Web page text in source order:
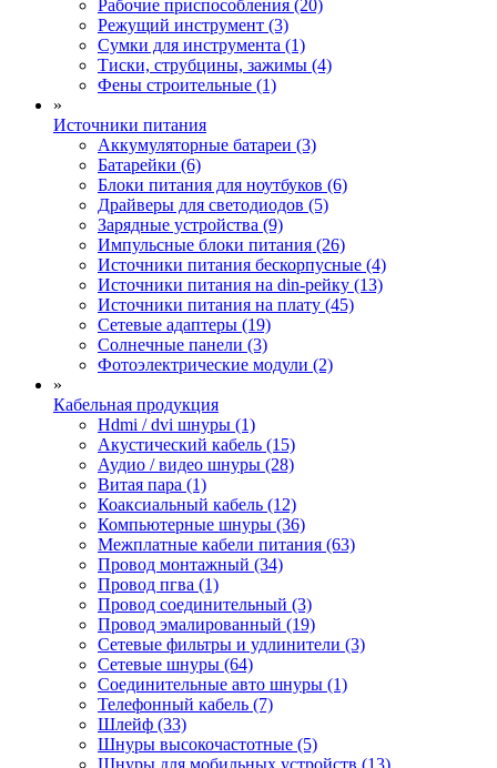
Рабочие приспособления (20)
Режущий инструмент (3)
Сумки для инструмента (1)
Тиски, струбцины, зажимы (4)
Фены строительные (1)
»
Источники питания
Аккумуляторные батареи (3)
Батарейки (6)
Блоки питания для ноутбуков (6)
Драйверы для светодиодов (5)
Зарядные устройства (9)
Импульсные блоки питания (26)
Источники питания бескорпусные (4)
Источники питания на din-рейку (13)
Источники питания на плату (45)
Сетевые адаптеры (19)
Солнечные панели (3)
Фотоэлектрические модули (2)
»
Кабельная продукция
Hdmi / dvi шнуры (1)
Акустический кабель (15)
Аудио / видео шнуры (28)
Витая пара (1)
Коаксиальный кабель (12)
Компьютерные шнуры (36)
Межплатные кабели питания (63)
Провод монтажный (34)
Провод пгва (1)
Провод соединительный (3)
Провод эмалированный (19)
Сетевые фильтры и удлинители (3)
Сетевые шнуры (64)
Соединительные авто шнуры (1)
Телефонный кабель (7)
Шлейф (33)
Шнуры высокочастотные (5)
Шнуры для мобильных устройств (13)